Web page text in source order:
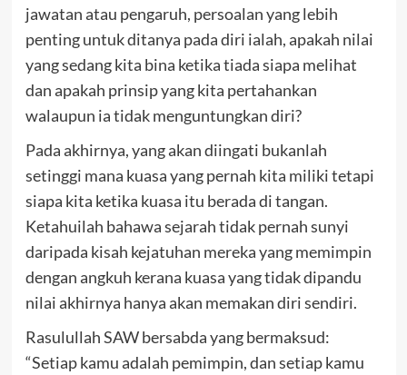
jawatan atau pengaruh, persoalan yang lebih
penting untuk ditanya pada diri ialah, apakah nilai
yang sedang kita bina ketika tiada siapa melihat
dan apakah prinsip yang kita pertahankan
walaupun ia tidak menguntungkan diri?
Pada akhirnya, yang akan diingati bukanlah
setinggi mana kuasa yang pernah kita miliki tetapi
siapa kita ketika kuasa itu berada di tangan.
Ketahuilah bahawa sejarah tidak pernah sunyi
daripada kisah kejatuhan mereka yang memimpin
dengan angkuh kerana kuasa yang tidak dipandu
nilai akhirnya hanya akan memakan diri sendiri.
Rasulullah SAW bersabda yang bermaksud:
“Setiap kamu adalah pemimpin, dan setiap kamu